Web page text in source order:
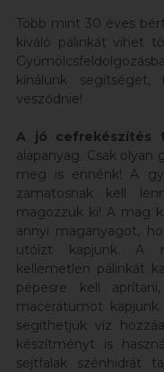
Több mint 30 éves
kiváló pálinkát vihet
kínálunk
vesződnie!
A jó cefrekészítés
alapanyag. Csak
meg is ennénk! A
zamatosnak kell
magozzuk ki! A mag
annyi maganyagot,
utóízt kapjunk. A
kellemetlen pálinkát
pépesre kell
macerátumot
segíthetjük víz
készítményt is
sejtfalak szénhidrát